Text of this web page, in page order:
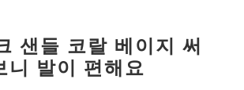
샌들 코랄 베이지 써
니 발이 편해요